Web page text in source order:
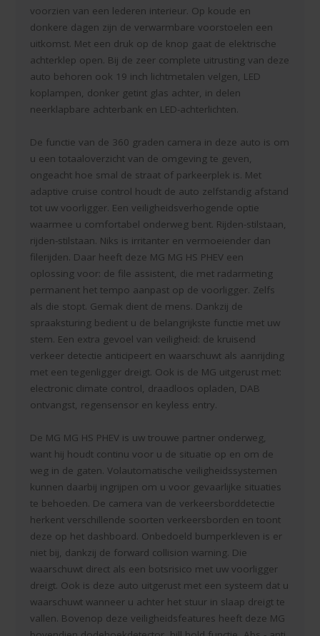
voorzien van een lederen interieur. Op koude en
donkere dagen zijn de verwarmbare voorstoelen een
uitkomst. Met een druk op de knop gaat de elektrische
achterklep open. Bij de zeer complete uitrusting van deze
auto behoren ook 19 inch lichtmetalen velgen, LED
koplampen, donker getint glas achter, in delen
neerklapbare achterbank en LED-achterlichten.
De functie van de 360 graden camera in deze auto is om
u een totaaloverzicht van de omgeving te geven,
ongeacht hoe smal de straat of parkeerplek is. Met
adaptive cruise control houdt de auto zelfstandig afstand
tot uw voorligger. Een veiligheidsverhogende optie
waarmee u comfortabel onderweg bent. Rijden-stilstaan,
rijden-stilstaan. Niks is irritanter en vermoeiender dan
filerijden. Daar heeft deze MG MG HS PHEV een
oplossing voor: de file assistent, die met radarmeting
permanent het tempo aanpast op de voorligger. Zelfs
als die stopt. Gemak dient de mens. Dankzij de
spraaksturing bedient u de belangrijkste functie met uw
stem. Een extra gevoel van veiligheid: de kruisend
verkeer detectie anticipeert en waarschuwt als aanrijding
met een tegenligger dreigt. Ook is de MG uitgerust met:
electronic climate control, draadloos opladen, DAB
ontvangst, regensensor en keyless entry.
De MG MG HS PHEV is uw trouwe partner onderweg,
want hij houdt continu voor u de situatie op en om de
weg in de gaten. Volautomatische veiligheidssystemen
kunnen daarbij ingrijpen om u voor gevaarlijke situaties
te behoeden. De camera van de verkeersborddetectie
herkent verschillende soorten verkeersborden en toont
deze op het dashboard. Onbedoeld bumperkleven is er
niet bij, dankzij de forward collision warning. Die
waarschuwt direct als een botsrisico met uw voorligger
dreigt. Ook is deze auto uitgerust met een systeem dat u
waarschuwt wanneer u achter het stuur in slaap dreigt te
vallen. Bovenop deze veiligheidsfeatures heeft deze MG